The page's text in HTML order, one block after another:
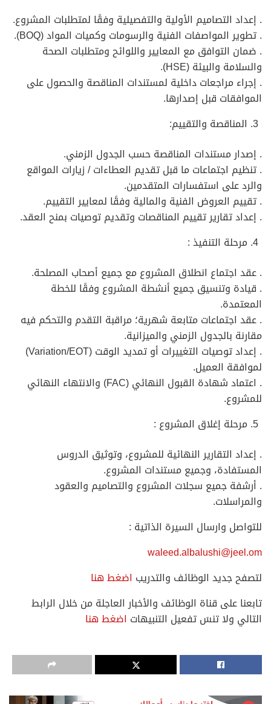
. إعداد التصاميم الأولية والتفصيلية وفقًا لمتطلبات المشروع.
. تطوير المواصفات الفنية والرسومات وكميات المواد (BOQ).
. ضمان التوافق مع المعايير واللوائح ومتطلبات الصحة
والسلامة والبيئة (HSE).
. إجراء مراجعات داخلية لمستندات المناقصة والحصول على
الموافقات قبل إصدارها.
المناقصة والتقييم:
. إصدار مستندات المناقصة حسب الجدول الزمني.
. تنظيم اجتماعات ما قبل تقديم العطاءات / زيارات المواقع
والرد على استفسارات المتقدمين.
. تقييم العروض الفنية والمالية وفقًا لمعايير التقييم.
. إعداد تقارير تقييم المناقصات وتقديم توصيات بمنح العقد.
مرحلة التنفيذ :
. عقد اجتماع انطلاق المشروع مع جميع أصحاب المصلحة.
. قيادة وتنسيق جميع أنشطة المشروع وفقًا للخطة
المعتمدة.
. عقد اجتماعات متابعة شهرية؛ مراقبة التقدم والتحكم فيه
مقارنة بالجدول الزمني والميزانية.
. إعداد توصيات التغييرات أو تمديد الوقت (Variation/EOT)
لموافقة العميل.
. اعتماد شهادة القبول النهائي (FAC) والانتهاء النهائي
للمشروع.
مرحلة إغلاق المشروع :
. إعداد التقارير النهائية للمشروع، وتوثيق الدروس
المستفادة، وجميع مستندات المشروع.
. أرشفة جميع سجلات المشروع والتصاميم والعقود
والمراسلات.
للتواصل وارسال السيرة الذاتية :
waleed.albalushi@jeel.om
لتصفح جديد الوظائف والتدريب اضغط هنا
تابعنا على قناة الوظائف والأخبار العاجلة من خلال الرابط
التالي ولا تنسَ تفعيل التنبيهات اضغط هنا